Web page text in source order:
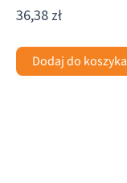
36,38 zł
Dodaj do koszyka